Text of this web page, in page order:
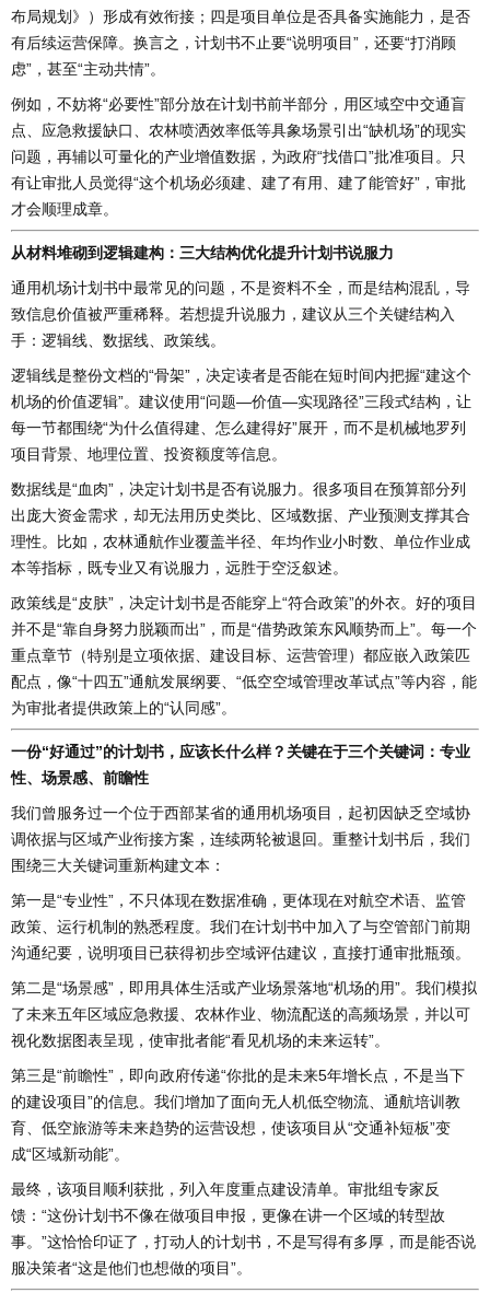
布局规划》）形成有效衔接；四是项目单位是否具备实施能力，是否
有后续运营保障。换言之，计划书不止要“说明项目”，还要“打消顾
虑”，甚至“主动共情”。
例如，不妨将“必要性”部分放在计划书前半部分，用区域空中交通盲
点、应急救援缺口、农林喷洒效率低等具象场景引出“缺机场”的现实
问题，再辅以可量化的产业增值数据，为政府“找借口”批准项目。只
有让审批人员觉得“这个机场必须建、建了有用、建了能管好”，审批
才会顺理成章。
从材料堆砌到逻辑建构：三大结构优化提升计划书说服力
通用机场计划书中最常见的问题，不是资料不全，而是结构混乱，导
致信息价值被严重稀释。若想提升说服力，建议从三个关键结构入
手：逻辑线、数据线、政策线。
逻辑线是整份文档的“骨架”，决定读者是否能在短时间内把握“建这个
机场的价值逻辑”。建议使用“问题—价值—实现路径”三段式结构，让
每一节都围绕“为什么值得建、怎么建得好”展开，而不是机械地罗列
项目背景、地理位置、投资额度等信息。
数据线是“血肉”，决定计划书是否有说服力。很多项目在预算部分列
出庞大资金需求，却无法用历史类比、区域数据、产业预测支撑其合
理性。比如，农林通航作业覆盖半径、年均作业小时数、单位作业成
本等指标，既专业又有说服力，远胜于空泛叙述。
政策线是“皮肤”，决定计划书是否能穿上“符合政策”的外衣。好的项目
并不是“靠自身努力脱颖而出”，而是“借势政策东风顺势而上”。每一个
重点章节（特别是立项依据、建设目标、运营管理）都应嵌入政策匹
配点，像“十四五”通航发展纲要、“低空空域管理改革试点”等内容，能
为审批者提供政策上的“认同感”。
一份“好通过”的计划书，应该长什么样？关键在于三个关键词：专业
性、场景感、前瞻性
我们曾服务过一个位于西部某省的通用机场项目，起初因缺乏空域协
调依据与区域产业衔接方案，连续两轮被退回。重整计划书后，我们
围绕三大关键词重新构建文本：
第一是“专业性”，不只体现在数据准确，更体现在对航空术语、监管
政策、运行机制的熟悉程度。我们在计划书中加入了与空管部门前期
沟通纪要，说明项目已获得初步空域评估建议，直接打通审批瓶颈。
第二是“场景感”，即用具体生活或产业场景落地“机场的用”。我们模拟
了未来五年区域应急救援、农林作业、物流配送的高频场景，并以可
视化数据图表呈现，使审批者能“看见机场的未来运转”。
第三是“前瞻性”，即向政府传递“你批的是未来5年增长点，不是当下
的建设项目”的信息。我们增加了面向无人机低空物流、通航培训教
育、低空旅游等未来趋势的运营设想，使该项目从“交通补短板”变
成“区域新动能”。
最终，该项目顺利获批，列入年度重点建设清单。审批组专家反
馈：“这份计划书不像在做项目申报，更像在讲一个区域的转型故
事。”这恰恰印证了，打动人的计划书，不是写得有多厚，而是能否说
服决策者“这是他们也想做的项目”。